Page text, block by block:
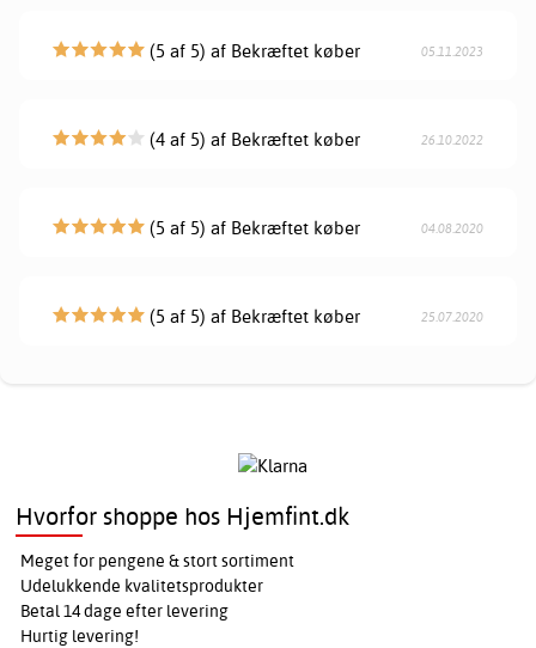
(5 af 5) af Bekræftet køber 05.11.2023
(4 af 5) af Bekræftet køber 26.10.2022
(5 af 5) af Bekræftet køber 04.08.2020
(5 af 5) af Bekræftet køber 25.07.2020
Hvorfor shoppe hos Hjemfint.dk
Meget for pengene & stort sortiment
Udelukkende kvalitetsprodukter
Betal 14 dage efter levering
Hurtig levering!